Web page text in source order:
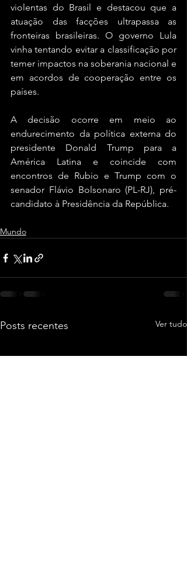
violentas do Brasil e destacou que a
atuação das facções ultrapassa as
fronteiras brasileiras. O governo Lula
vinha tentando evitar a classificação por
temer impactos na soberania nacional e
em acordos de cooperação entre os
países.
A decisão ocorre em meio ao
endurecimento da política externa do
presidente Donald Trump para a
América Latina e coincide com
encontros de Rubio e Trump com o
senador Flávio Bolsonaro (PL-RJ), pré-
candidato à Presidência da República.
Mundo
Posts recentes Ver tudo